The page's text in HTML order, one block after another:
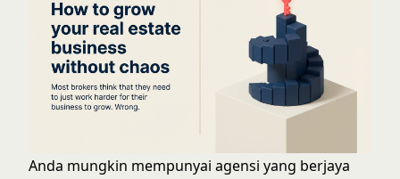
Anda mungkin mempunyai agensi yang berjaya